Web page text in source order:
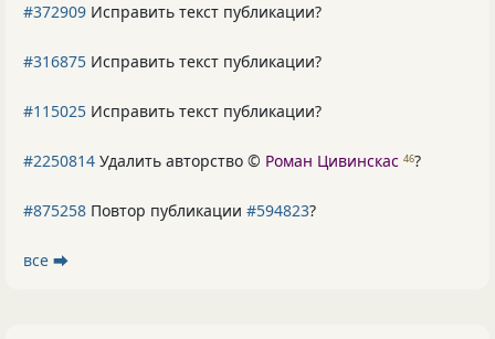
#372909 Исправить текст публикации?
#316875 Исправить текст публикации?
#115025 Исправить текст публикации?
#2250814 Удалить авторство © Роман Цивинскас 46?
#875258 Повтор публикации #594823?
все ⮕